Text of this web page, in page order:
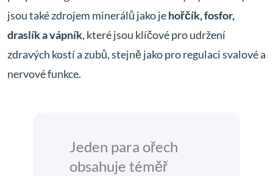
jsou také zdrojem minerálů jako jehořčík, fosfor,
draslík a vápník, které jsou klíčové pro udržení
zdravých kostí a zubů, stejně jako pro regulaci svalové a
nervové funkce.
Jeden para ořech
obsahuje téměř